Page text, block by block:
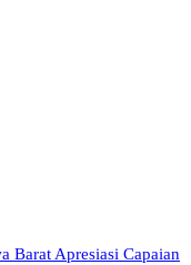
Barat Apresiasi Capaian